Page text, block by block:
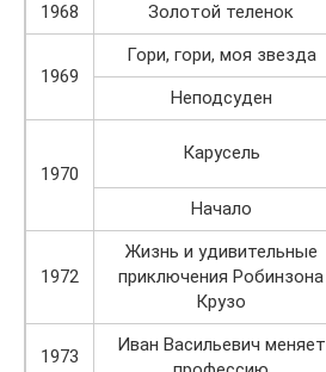
1968
Золотой теленок
1969
Гори, гори, моя звезда
Неподсуден
1970
Карусель
Начало
1972
Жизнь и удивительные
приключения Робинзона
Крузо
1973
Иван Васильевич меняет